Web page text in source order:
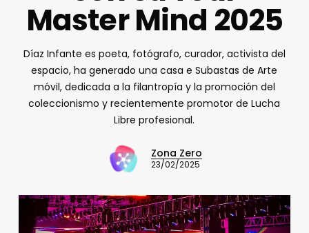
Master Mind 2025
Díaz Infante es poeta, fotógrafo, curador, activista del
espacio, ha generado una casa e Subastas de Arte
móvil, dedicada a la filantropía y la promoción del
coleccionismo y recientemente promotor de Lucha
Libre profesional.
Zona Zero
23/02/2025